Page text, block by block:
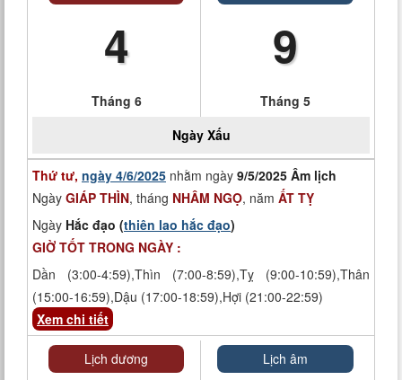
4
Tháng 6
9
Tháng 5
Ngày Xấu
Thứ tư, ngày 4/6/2025 nhằm ngày 9/5/2025 Âm lịch
Ngày GIÁP THÌN, tháng NHÂM NGỌ, năm ẤT TỴ
Ngày Hắc đạo (thiên lao hắc đạo)
GIỜ TỐT TRONG NGÀY :
Dần (3:00-4:59),Thìn (7:00-8:59),Tỵ (9:00-10:59),Thân
(15:00-16:59),Dậu (17:00-18:59),Hợi (21:00-22:59)
Xem chi tiết
Lịch dương Lịch âm